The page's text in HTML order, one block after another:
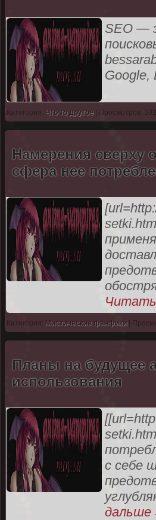
SEO —
Google,
Категория: Что то другое | Просмотров:
Намерения сверху
сфера нее
Категория: Мистические фанфики|
Планы на будущее
использования
с себе
дальше